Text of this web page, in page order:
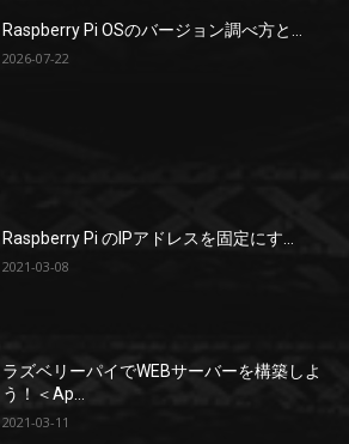
Raspberry Pi OSのバージョン調べ方と...
2026-07-22
Raspberry Pi のIPアドレスを固定にす...
2021-03-08
ラズベリーパイでWEBサーバーを構築しよ
う！＜Ap...
2021-03-11